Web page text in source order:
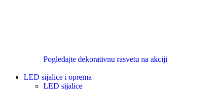
Pogledajte dekorativnu rasvetu na akciji
LED sijalice i oprema
LED sijalice